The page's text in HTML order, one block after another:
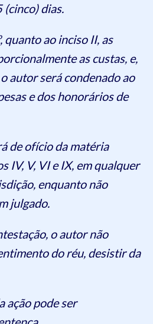
(cinco) dias.
quanto ao inciso II, as
as custas, e,
autor será condenado ao
e dos honorários de
de ofício da matéria
IV, V, VI e IX, em qualquer
enquanto não
julgado.
o autor não
do réu, desistir da
ação pode ser